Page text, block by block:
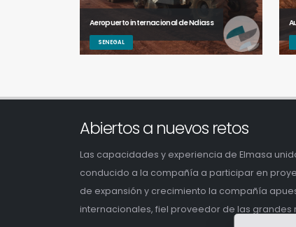
Aeropuerto internacional de Ndiass
SENEGAL
Abiertos a nuevos retos
Las capacidades y experiencia de Elmasa
conducido a la compañía a participar en
de expansión y crecimiento la compañía
internacionales, fiel proveedor de las